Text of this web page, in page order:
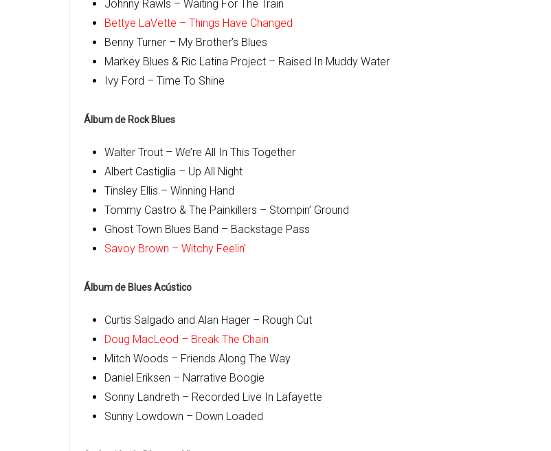
Johnny Rawls – Waiting For The Train
Bettye LaVette – Things Have Changed
Benny Turner – My Brother’s Blues
Markey Blues & Ric Latina Project – Raised In Muddy Water
Ivy Ford – Time To Shine
Álbum de Rock Blues
Walter Trout – We’re All In This Together
Albert Castiglia – Up All Night
Tinsley Ellis – Winning Hand
Tommy Castro & The Painkillers – Stompin’ Ground
Ghost Town Blues Band – Backstage Pass
Savoy Brown – Witchy Feelin’
Álbum de Blues Acústico
Curtis Salgado and Alan Hager – Rough Cut
Doug MacLeod – Break The Chain
Mitch Woods – Friends Along The Way
Daniel Eriksen – Narrative Boogie
Sonny Landreth – Recorded Live In Lafayette
Sunny Lowdown – Down Loaded